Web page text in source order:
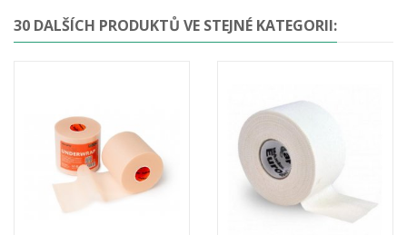
30 DALŠÍCH PRODUKTŮ VE STEJNÉ KATEGORII: